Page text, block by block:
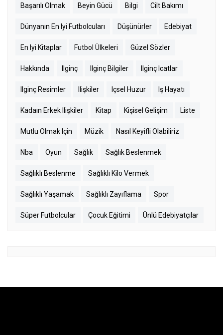
Başarılı Olmak Beyin Gücü Bilgi Cilt Bakımı
Dünyanın En Iyi Futbolcuları Düşünürler Edebiyat
En Iyi Kitaplar Futbol Ülkeleri Güzel Sözler
Hakkında Ilginç Ilginç Bilgiler Ilginç Icatlar
Ilginç Resimler Ilişkiler Içsel Huzur Iş Hayatı
Kadaın Erkek Ilişkiler Kitap Kişisel Gelişim Liste
Mutlu Olmak Için Müzik Nasıl Keyifli Olabiliriz
Nba Oyun Sağlık Sağlık Beslenmek
Sağlıklı Beslenme Sağlıklı Kilo Vermek
Sağlıklı Yaşamak Sağlıklı Zayıflama Spor
Süper Futbolcular Çocuk Eğitimi Ünlü Edebiyatçılar